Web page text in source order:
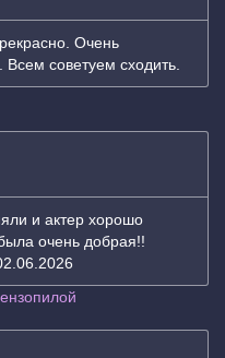
Очень
советуем сходить.
и актер хорошо
очень добрая!!